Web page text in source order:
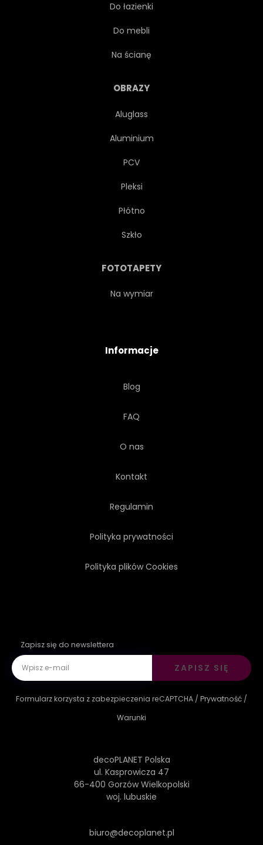
NATURALNY
SKANDYNAWIA
TRADYCYJNYCH
Do łazienki
Do mebli
Na ścianę
OBRAZY
Aluglass
Aluminium
PCV
Pleksi
Płótno
Szkło
FOTOTAPETY
Na wymiar
Informacje
Blog
FAQ
O nas
Kontakt
Regulamin
Polityka prywatności
Polityka plików Cookies
Zapisz się do newslettera
ZAPISZ SIĘ
Formularz korzysta z zabezpieczenia reCAPTCHA / Prywatność /
Warunki
decoPLANET Polska
ul. Kasprowicza 47
66-400 Gorzów Wielkopolski
woj. lubuskie
biuro@decoplanet.pl